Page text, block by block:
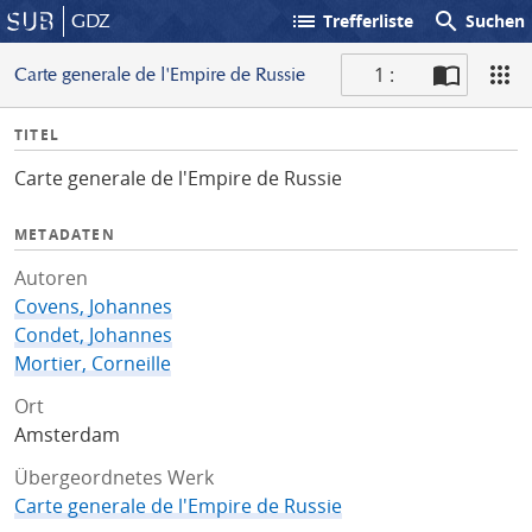
GDZ list Trefferliste search Suchen
Carte generale de l'Empire de Russie 1 :
I
f
TITEL
Carte generale de l'Empire de Russie
METADATEN
Autoren
Covens, Johannes
Condet, Johannes
Mortier, Corneille
Ort
Amsterdam
Übergeordnetes Werk
Carte generale de l'Empire de Russie